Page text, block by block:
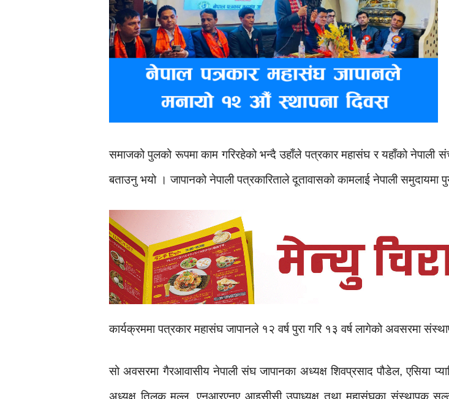
समाजको पुलको रूपमा काम गरिरहेको भन्दै उहाँले पत्रकार महासंघ र यहाँको नेपाली
बताउनु भयो । जापानको नेपाली पत्रकारिताले दूतावासको कामलाई नेपाली
कार्यक्रममा पत्रकार महासंघ जापानले १२ वर्ष पुरा गरि १३ वर्ष लागेको अवसरमा
सो अवसरमा गैरआवासीय नेपाली संघ जापानका अध्यक्ष शिवप्रसाद पौडेल,